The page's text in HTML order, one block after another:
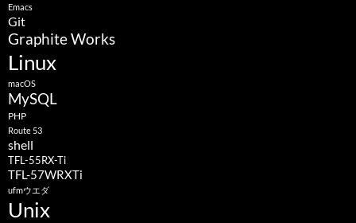
Emacs
Git
Graphite Works
Linux
macOS
MySQL
PHP
Route 53
shell
TFL-55RX-Ti
TFL-57WRXTi
ufmウエダ
Unix